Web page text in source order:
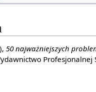
50 najważniejszych
Profesjonalnej